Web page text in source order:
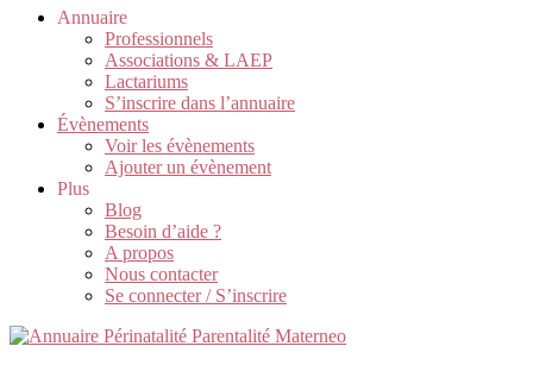
Annuaire
Professionnels
Associations & LAEP
Lactariums
S’inscrire dans l’annuaire
Évènements
Voir les évènements
Ajouter un évènement
Plus
Blog
Besoin d’aide ?
A propos
Nous contacter
Se connecter / S’inscrire